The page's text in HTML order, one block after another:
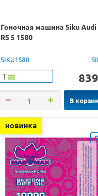
Гоночная машина Siku Audi
RS 5 1580
SIKU1580
Т 839
В
новинка